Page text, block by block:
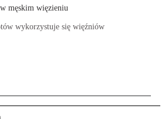
męskim więzieniu
wykorzystuje się więźniów